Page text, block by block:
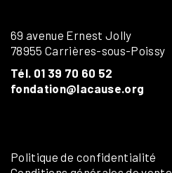
69 avenue Ernest Jolly
78955 Carrières-sous-Poissy
Tél. 01 39 70 60 52
fondation@lacause.org
Politique de confidentialité